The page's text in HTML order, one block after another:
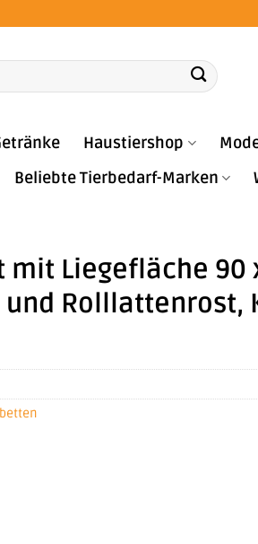
Haustiershop
Beliebte Tierbedarf-Marken
mit Liegefläche 90
und Rolllattenrost,